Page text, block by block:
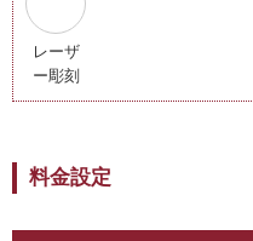
レーザ
ー彫刻
料金設定